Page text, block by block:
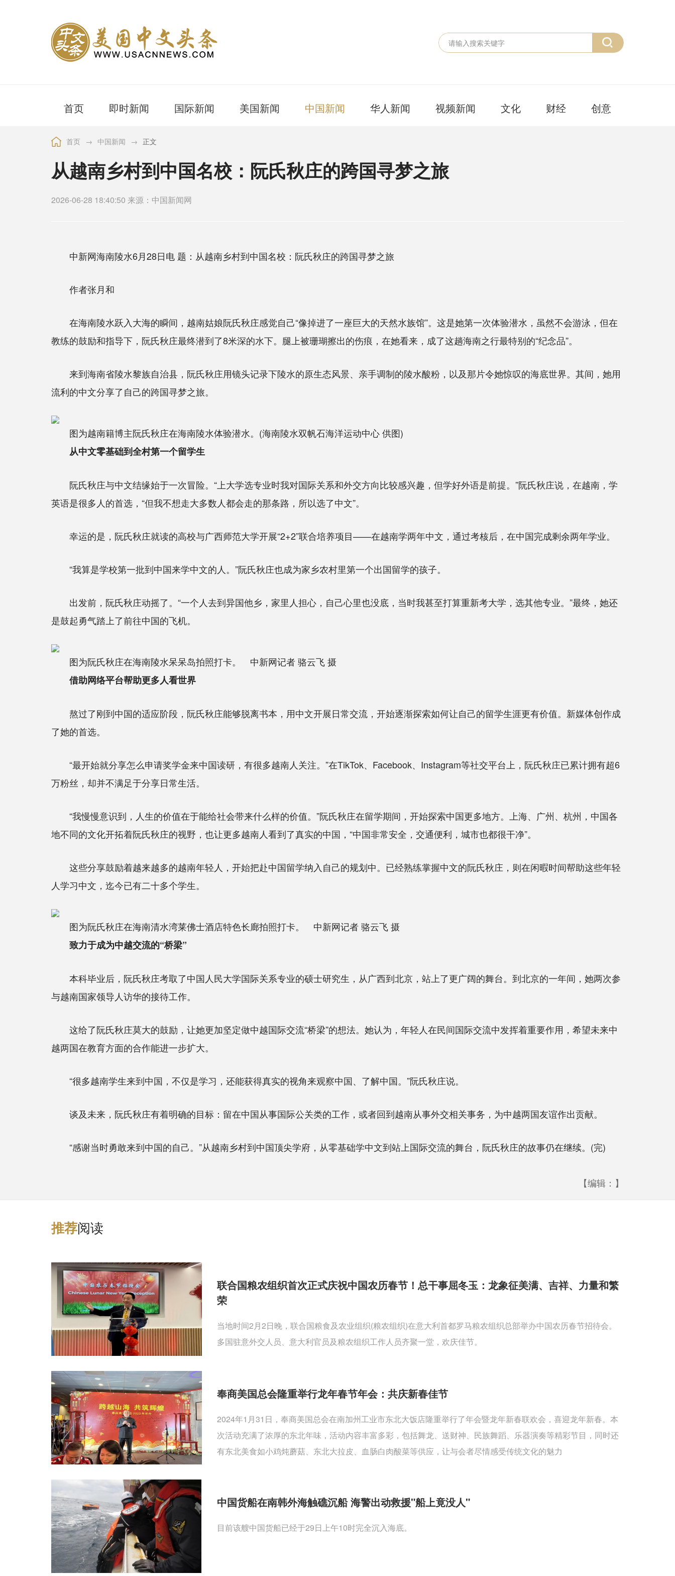
首页 即时新闻 国际新闻 美国新闻 中国新闻 华人新闻 视频新闻 文化 财经 创意
首页 → 中国新闻 → 正文
从越南乡村到中国名校：阮氏秋庄的跨国寻梦之旅
2026-06-28 18:40:50 来源：中国新闻网
中新网海南陵水6月28日电 题：从越南乡村到中国名校：阮氏秋庄的跨国寻梦之旅
作者张月和
在海南陵水跃入大海的瞬间，越南姑娘阮氏秋庄感觉自己“像掉进了一座巨大的天然水族馆”。这是她第一次体验潜水，虽然不会游泳，但在
教练的鼓励和指导下，阮氏秋庄最终潜到了8米深的水下。腿上被珊瑚擦出的伤痕，在她看来，成了这趟海南之行最特别的“纪念品”。
来到海南省陵水黎族自治县，阮氏秋庄用镜头记录下陵水的原生态风景、亲手调制的陵水酸粉，以及那片令她惊叹的海底世界。其间，她用
流利的中文分享了自己的跨国寻梦之旅。
图为越南籍博主阮氏秋庄在海南陵水体验潜水。(海南陵水双帆石海洋运动中心 供图)
从中文零基础到全村第一个留学生
阮氏秋庄与中文结缘始于一次冒险。“上大学选专业时我对国际关系和外交方向比较感兴趣，但学好外语是前提。”阮氏秋庄说，在越南，学
英语是很多人的首选，“但我不想走大多数人都会走的那条路，所以选了中文”。
幸运的是，阮氏秋庄就读的高校与广西师范大学开展“2+2”联合培养项目——在越南学两年中文，通过考核后，在中国完成剩余两年学业。
“我算是学校第一批到中国来学中文的人。”阮氏秋庄也成为家乡农村里第一个出国留学的孩子。
出发前，阮氏秋庄动摇了。“一个人去到异国他乡，家里人担心，自己心里也没底，当时我甚至打算重新考大学，选其他专业。”最终，她还
是鼓起勇气踏上了前往中国的飞机。
图为阮氏秋庄在海南陵水呆呆岛拍照打卡。 中新网记者 骆云飞 摄
借助网络平台帮助更多人看世界
熬过了刚到中国的适应阶段，阮氏秋庄能够脱离书本，用中文开展日常交流，开始逐渐探索如何让自己的留学生涯更有价值。新媒体创作成
了她的首选。
“最开始就分享怎么申请奖学金来中国读研，有很多越南人关注。”在TikTok、Facebook、Instagram等社交平台上，阮氏秋庄已累计拥有超6
万粉丝，却并不满足于分享日常生活。
“我慢慢意识到，人生的价值在于能给社会带来什么样的价值。”阮氏秋庄在留学期间，开始探索中国更多地方。上海、广州、杭州，中国各
地不同的文化开拓着阮氏秋庄的视野，也让更多越南人看到了真实的中国，“中国非常安全，交通便利，城市也都很干净”。
这些分享鼓励着越来越多的越南年轻人，开始把赴中国留学纳入自己的规划中。已经熟练掌握中文的阮氏秋庄，则在闲暇时间帮助这些年轻
人学习中文，迄今已有二十多个学生。
图为阮氏秋庄在海南清水湾莱佛士酒店特色长廊拍照打卡。 中新网记者 骆云飞 摄
致力于成为中越交流的“桥梁”
本科毕业后，阮氏秋庄考取了中国人民大学国际关系专业的硕士研究生，从广西到北京，站上了更广阔的舞台。到北京的一年间，她两次参
与越南国家领导人访华的接待工作。
这给了阮氏秋庄莫大的鼓励，让她更加坚定做中越国际交流“桥梁”的想法。她认为，年轻人在民间国际交流中发挥着重要作用，希望未来中
越两国在教育方面的合作能进一步扩大。
“很多越南学生来到中国，不仅是学习，还能获得真实的视角来观察中国、了解中国。”阮氏秋庄说。
谈及未来，阮氏秋庄有着明确的目标：留在中国从事国际公关类的工作，或者回到越南从事外交相关事务，为中越两国友谊作出贡献。
“感谢当时勇敢来到中国的自己。”从越南乡村到中国顶尖学府，从零基础学中文到站上国际交流的舞台，阮氏秋庄的故事仍在继续。(完)
【编辑：】
推荐阅读
联合国粮农组织首次正式庆祝中国农历春节！总干事屈冬玉：龙象征美满、吉祥、力量和繁
荣
当地时间2月2日晚，联合国粮食及农业组织(粮农组织)在意大利首都罗马粮农组织总部举办中国农历春节招待会。
多国驻意外交人员、意大利官员及粮农组织工作人员齐聚一堂，欢庆佳节。
奉商美国总会隆重举行龙年春节年会：共庆新春佳节
2024年1月31日，奉商美国总会在南加州工业市东北大饭店隆重举行了年会暨龙年新春联欢会，喜迎龙年新春。本
次活动充满了浓厚的东北年味，活动内容丰富多彩，包括舞龙、送财神、民族舞蹈、乐器演奏等精彩节目，同时还
有东北美食如小鸡炖蘑菇、东北大拉皮、血肠白肉酸菜等供应，让与会者尽情感受传统文化的魅力
中国货船在南韩外海触礁沉船 海警出动救援"船上竟没人"
目前该艘中国货船已经于29日上午10时完全沉入海底。